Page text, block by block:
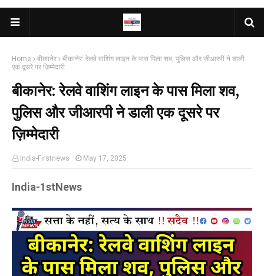
Home बीकानेर
बीकानेर: रेलवे वाशिंग लाइन के पास मिला शव, पुलिस और जीआरपी ने डाली
एक दूसरे पर ज़िम्मेदारी
बीकानेर: रेलवे वाशिंग लाइन के पास मिला शव,
पुलिस और जीआरपी ने डाली एक दूसरे पर
ज़िम्मेदारी
India-Firstnews May 17, 2025
India-1stNews